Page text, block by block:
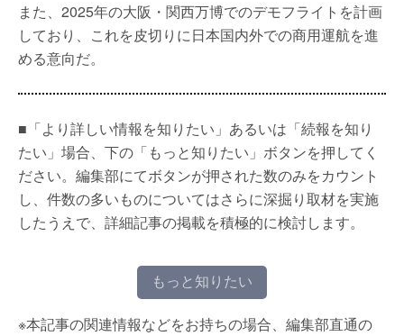
また、2025年の大阪・関西万博でのデモフライトを計画
しており、これを皮切りに日本国内外での商用運航を進
める意向だ。
■「より詳しい情報を知りたい」あるいは「続報を知り
たい」場合、下の「もっと知りたい」ボタンを押してく
ださい。編集部にてボタンが押された数のみをカウント
し、件数の多いものについてはさらに深掘り取材を実施
したうえで、詳細記事の掲載を積極的に検討します。
もっと知りたい
※本記事の関連情報などをお持ちの場合、編集部直通の